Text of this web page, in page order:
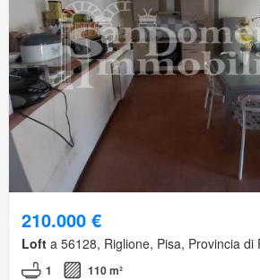
210.000 €
Loft a 56128, Riglione, Pisa, Provincia di
1 110 m²